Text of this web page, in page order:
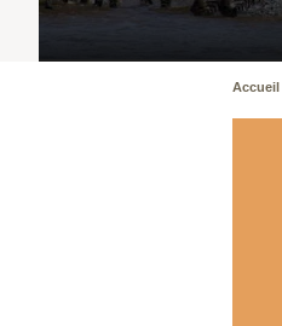
Accueil